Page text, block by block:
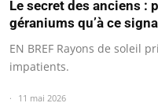
Le secret des anciens :
géraniums qu’à ce
EN BREF Rayons de soleil
impatients.
11 mai 2026